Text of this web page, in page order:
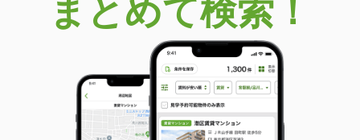
まとめて検索！